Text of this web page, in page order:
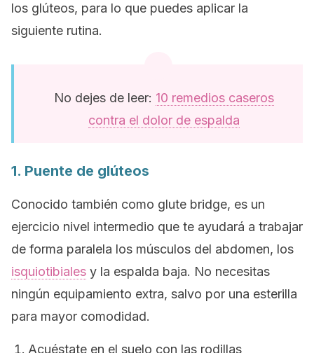
los glúteos, para lo que puedes aplicar la
siguiente rutina.
No dejes de leer: 10 remedios caseros
contra el dolor de espalda
1. Puente de glúteos
Conocido también como glute bridge, es un
ejercicio nivel intermedio que te ayudará a trabajar
de forma paralela los músculos del abdomen, los
isquiotibiales y la espalda baja. No necesitas
ningún equipamiento extra, salvo por una esterilla
para mayor comodidad.
Acuéstate en el suelo con las rodillas